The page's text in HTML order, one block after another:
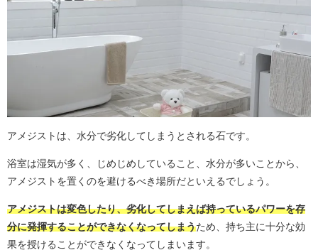
アメジストは、水分で劣化してしまうとされる石です。
浴室は湿気が多く、じめじめしていること、水分が多いことから、
アメジストを置くのを避けるべき場所だといえるでしょう。
アメジストは変色したり、劣化してしまえば持っているパワーを存
分に発揮することができなくなってしまうため、持ち主に十分な効
果を授けることができなくなってしまいます。